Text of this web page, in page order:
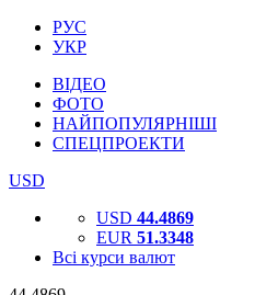
РУС
УКР
ВІДЕО
ФОТО
НАЙПОПУЛЯРНІШІ
СПЕЦПРОЕКТИ
USD
USD 44.4869
EUR 51.3348
Всі курси валют